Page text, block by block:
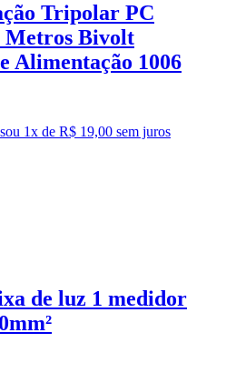
Tripolar PC
Metros Bivolt
Alimentação 1006
ou 1x de R$ 19,00 sem juros
de luz 1 medidor